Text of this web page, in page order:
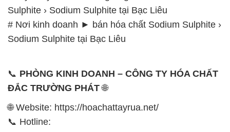
Sulphite › Sodium Sulphite tại Bạc Liêu
# Nơi kinh doanh ► bán hóa chất Sodium Sulphite ›
Sodium Sulphite tại Bạc Liêu
📞 PHÒNG KINH DOANH – CÔNG TY HÓA CHẤT
ĐẮC TRƯỜNG PHÁT🌐
🌐 Website: https://hoachattayrua.net/
📞 Hotline: